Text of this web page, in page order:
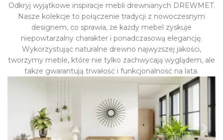
Odkryj wyjątkowe inspiracje mebli drewnianych DREWMET.
Nasze kolekcje to połączenie tradycji z nowoczesnym
designem, co sprawia, że każdy mebel zyskuje
niepowtarzalny charakter i ponadczasową elegancję.
Wykorzystując naturalne drewno najwyższej jakości,
tworzymy meble, które nie tylko zachwycają wyglądem, ale
także gwarantują trwałość i funkcjonalność na lata.